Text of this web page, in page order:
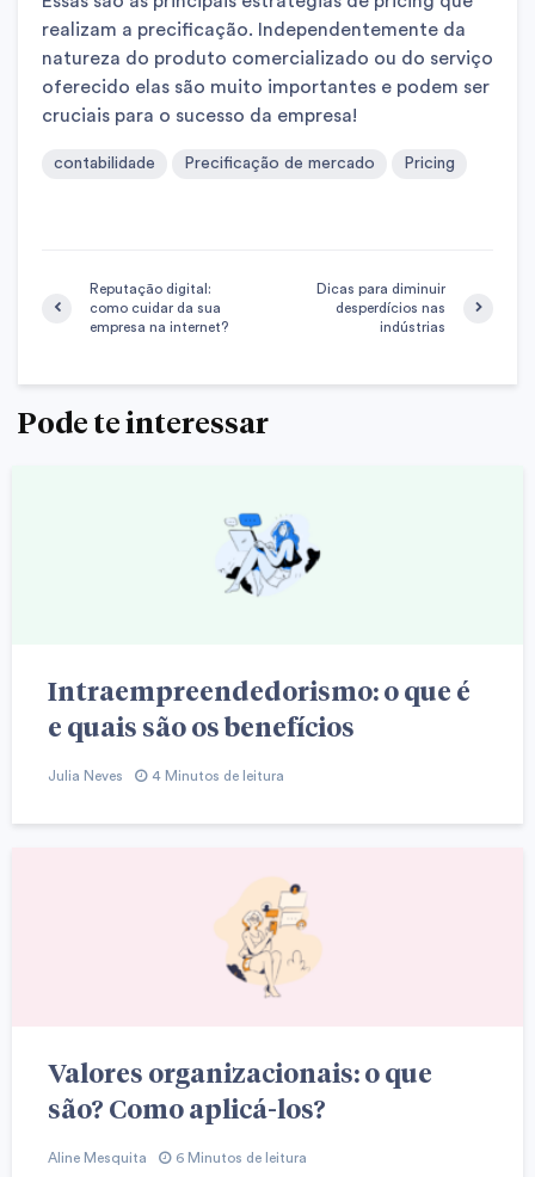
realizam a precificação. Independentemente da
natureza do produto comercializado ou do serviço
oferecido elas são muito importantes e podem ser
cruciais para o sucesso da empresa!
contabilidade Precificação de mercado Pricing
Reputação digital:
como cuidar da sua
empresa na internet?
Dicas para diminuir
desperdícios nas
indústrias
Pode te interessar
Intraempreendedorismo: o que é
e quais são os benefícios
Julia Neves 4 Minutos de leitura
Valores organizacionais: o que
são? Como aplicá-los?
Aline Mesquita 6 Minutos de leitura